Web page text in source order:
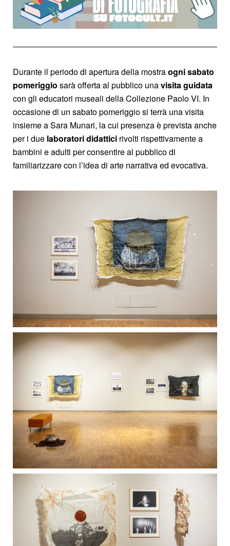
Durante il periodo di apertura della mostraogni sabato
pomeriggio sarà offerta al pubblico unavisita guidata
con gli educatori museali della Collezione Paolo VI. In
occasione di un sabato pomeriggio si terrà una visita
insieme a Sara Munari, la cui presenza è prevista anche
per i due laboratori didattici rivolti rispettivamente a
bambini e adulti per consentire al pubblico di
familiarizzare con l’idea di arte narrativa ed evocativa.